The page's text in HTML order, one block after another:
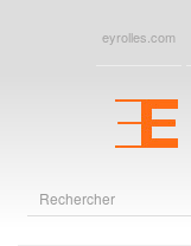
eyrolles.com